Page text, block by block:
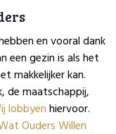
en vooral dank
een gezin is als het
makkelijker kan.
de maatschappij,
lobbyenhiervoor.
Ouders Willen